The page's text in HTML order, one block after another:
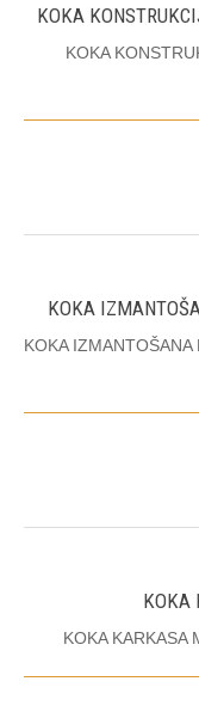
KOKA
KOKA
KOKA
KOKA
KOKA
KOKA KARKASA